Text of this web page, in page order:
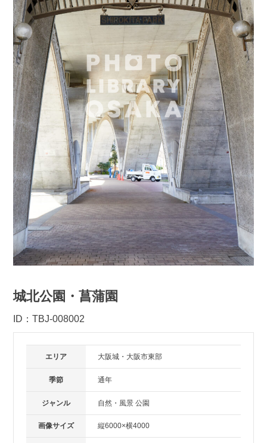
城北公園・菖蒲園
ID：TBJ-008002
エリア 大阪城・大阪市東部
季節 通年
ジャンル 自然・風景 公園
画像サイズ 縦6000×横4000